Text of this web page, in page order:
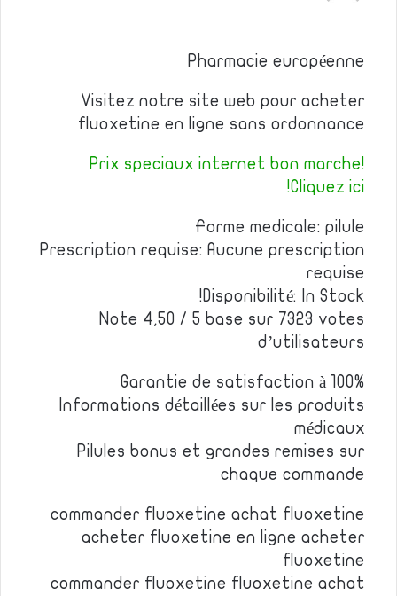
Pharmacie européenne
Visitez notre site web pour acheter
fluoxetine en ligne sans ordonnance
Prix speciaux internet bon marche!
Cliquez ici!
Forme medicale: pilule
Prescription requise: Aucune prescription
requise
Disponibilité: In Stock!
Note 4,50 / 5 base sur 7323 votes
d’utilisateurs
Garantie de satisfaction à 100%
Informations détaillées sur les produits
médicaux
Pilules bonus et grandes remises sur
chaque commande
commander fluoxetine achat fluoxetine
acheter fluoxetine en ligne acheter
fluoxetine
commander fluoxetine fluoxetine achat